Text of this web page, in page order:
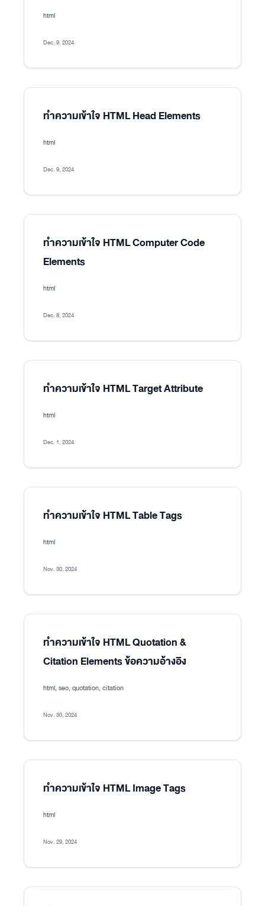
html
Dec. 9, 2024
ทำความเข้าใจ HTML Head Elements
html
Dec. 9, 2024
ทำความเข้าใจ HTML Computer Code
Elements
html
Dec. 8, 2024
ทำความเข้าใจ HTML Target Attribute
html
Dec. 1, 2024
ทำความเข้าใจ HTML Table Tags
html
Nov. 30, 2024
ทำความเข้าใจ HTML Quotation &
Citation Elements ข้อความอ้างอิง
html, seo, quotation, citation
Nov. 30, 2024
ทำความเข้าใจ HTML Image Tags
html
Nov. 29, 2024